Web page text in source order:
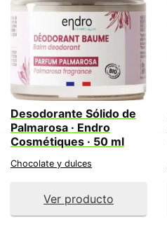
Desodorante Sólido de
Palmarosa · Endro
Cosmétiques · 50 ml
Chocolate y dulces
Ver producto